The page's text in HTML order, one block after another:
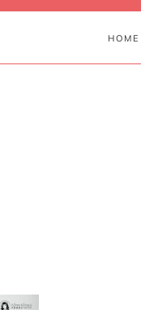
HOME